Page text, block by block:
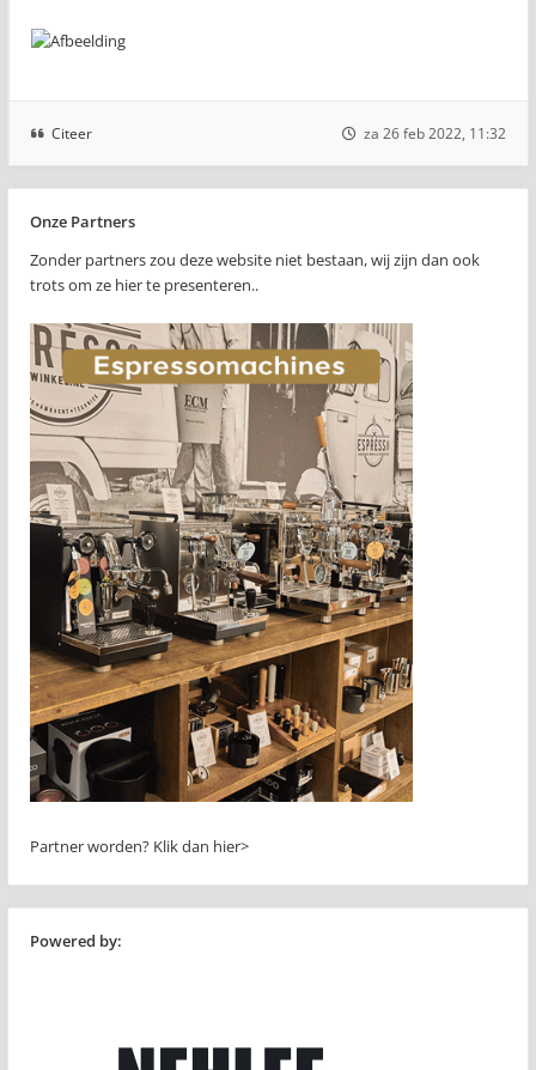
Citeer za 26 feb 2022, 11:32
Onze Partners
Zonder partners zou deze website niet bestaan, wij zijn dan ook
trots om ze hier te presenteren..
Partner worden? Klik dan hier>
Powered by: